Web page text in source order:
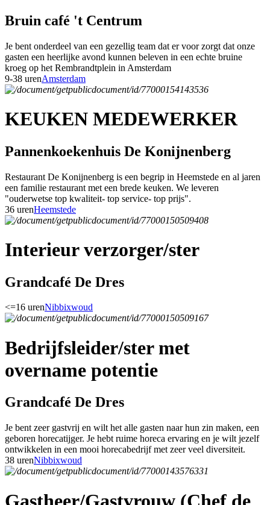
Bruin café 't Centrum
Je bent onderdeel van een gezellig team dat er voor zorgt dat onze
gasten een heerlijke avond kunnen beleven in een echte bruine
kroeg op het Rembrandtplein in Amsterdam
9-38 urenAmsterdam
KEUKEN MEDEWERKER
Pannenkoekenhuis De Konijnenberg
Restaurant De Konijnenberg is een begrip in Heemstede en al jaren
een familie restaurant met een brede keuken. We leveren
"ouderwetse top kwaliteit- top service- top prijs".
36 urenHeemstede
Interieur verzorger/ster
Grandcafé De Dres
<=16 urenNibbixwoud
Bedrijfsleider/ster met
overname potentie
Grandcafé De Dres
Je bent zeer gastvrij en wilt het alle gasten naar hun zin maken, een
geboren horecatijger. Je hebt ruime horeca ervaring en je wilt jezelf
ontwikkelen in een mooi horecabedrijf met zeer veel diversiteit.
38 urenNibbixwoud
Gastheer/Gastvrouw (Chef de